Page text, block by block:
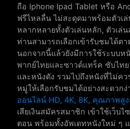
ถือ Iphone Ipad Tablet หรือ
ฟรีไหลลื่น ไม่สะดุดมาพร้อมตัวเ
หลากหลายทั้งตัวเล่นหลัก, ตัวเล่น
ท่านสามารถเลือกเข้ารับชมได้ต
นอกจากนี้แล้วยังมีการใช้ระบบห
พากย์ไทยและซาวด์แทร็ค ซับไท
และหนังดัง รวมไปถึงหนังที่ไม่ค
หมู่ให้เลือกรับชมได้อย่างสะดวกง่
ออนไลน์ HD, 4K, 8K, คุณภาพสู
เสียเงินสมัครสมาชิก เข้าใช้เว็บไ
ตอน พร้อมทั้งอัพเดทหนังใหม่ ๆ